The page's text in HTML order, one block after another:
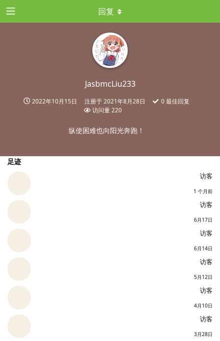
JasbmcLiu233
2022年10月15日 注册于2021年8月28日 0最佳回复
访问量220
纵使困难也向阳光奔跑！
回复
足迹
访客
1 个月前
访客
6月17日
访客
6月14日
访客
5月12日
访客
4月10日
访客
3月28日